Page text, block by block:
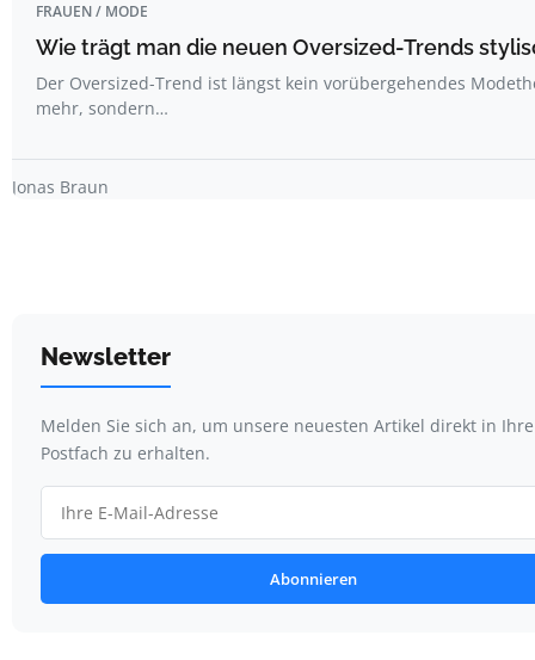
FRAUEN / MODE
Wie trägt man die neuen Oversized-Trends
Der Oversized-Trend ist längst kein vorübergehendes
mehr, sondern…
Jonas Braun
Newsletter
Melden Sie sich an, um unsere neuesten Artikel direkt in
Postfach zu erhalten.
Abonnieren